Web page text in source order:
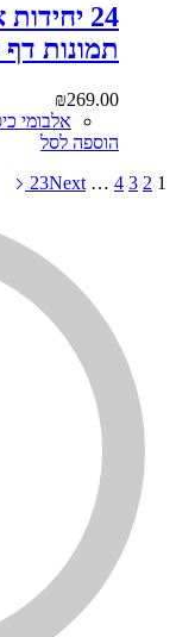
תמונות דף
₪269.00
אלבומי
הוספה לסל
1
2
3
4
…
23Next